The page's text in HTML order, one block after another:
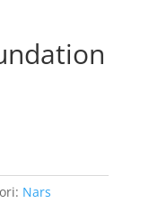
Nars